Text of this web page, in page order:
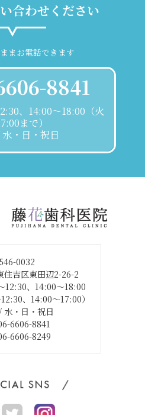
合わせください
まお電話できます
8841
、14:00～18:00（火
まで）
・日・祝日
0032
住吉区東田辺2-26-2
12:30、14:00～18:00
、14:00～17:00）
水・日・祝日
6606-8841
6606-8249